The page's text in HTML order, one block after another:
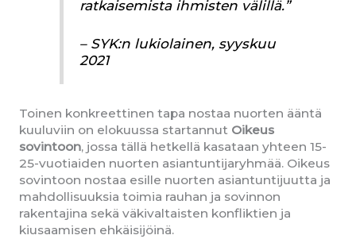
ratkaisemista ihmisten välillä.”
– SYK:n lukiolainen, syyskuu
2021
Toinen konkreettinen tapa nostaa nuorten ääntä
kuuluviin on elokuussa startannut Oikeus
sovintoon, jossa tällä hetkellä kasataan yhteen 15-
25-vuotiaiden nuorten asiantuntijaryhmää. Oikeus
sovintoon nostaa esille nuorten asiantuntijuutta ja
mahdollisuuksia toimia rauhan ja sovinnon
rakentajina sekä väkivaltaisten konfliktien ja
kiusaamisen ehkäisijöinä.